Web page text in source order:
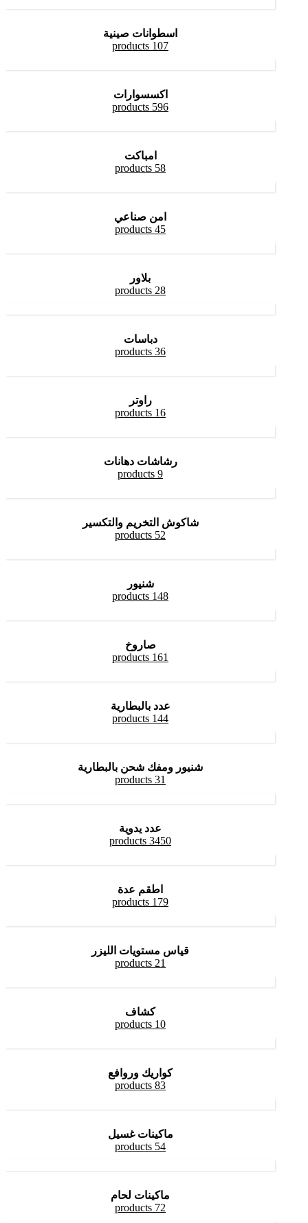
اسطوانات صينية
107 products
اكسسوارات
596 products
امباكت
58 products
امن صناعي
45 products
بلاور
28 products
دباسات
36 products
راوتر
16 products
رشاشات دهانات
9 products
شاكوش التخريم والتكسير
52 products
شنيور
148 products
صاروخ
161 products
عدد بالبطارية
144 products
شنيور ومفك شحن بالبطارية
31 products
عدد يدوية
3450 products
اطقم عدة
179 products
قياس مستويات الليزر
21 products
كشاف
10 products
كواريك وروافع
83 products
ماكينات غسيل
54 products
ماكينات لحام
72 products